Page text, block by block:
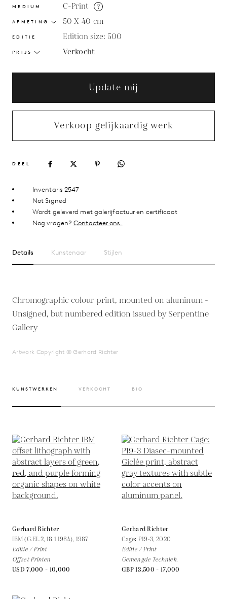
MEDIUM C-Print ?
AFMETING 50 X 40 cm
EDITIE Edition size: 500
PRIJS Verkocht
Update mij
Verkoop gelijkaardig werk
DEEL
Inventaris 2547
Not Signed
Wordt geleverd met galerijfactuur en certificaat
Nog vragen?Contacteer ons.
Details Kunstenaar Stijlen
Chromographic colour print, mounted on aluminum -
Unsigned, but numbered edition issued by Serpentine
Gallery
Artwork Copyright © Gerhard Richter
KUNSTWERKEN VERKOCHT BIO
Gerhard Richter
IBM (G.EL.2, 18.1.1984), 1987
Editie / Print
Offset Printen
USD 7,000 - 10,000
Gerhard Richter
Cage: P19-3,2020
Editie / Print
Gemengde Techniek.
GBP 13,500 - 17,000